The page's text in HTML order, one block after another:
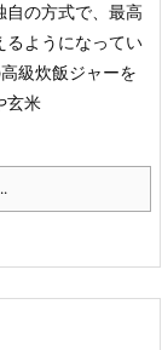
自の方式で、最高
るようになってい
級炊飯ジャーを
玄米